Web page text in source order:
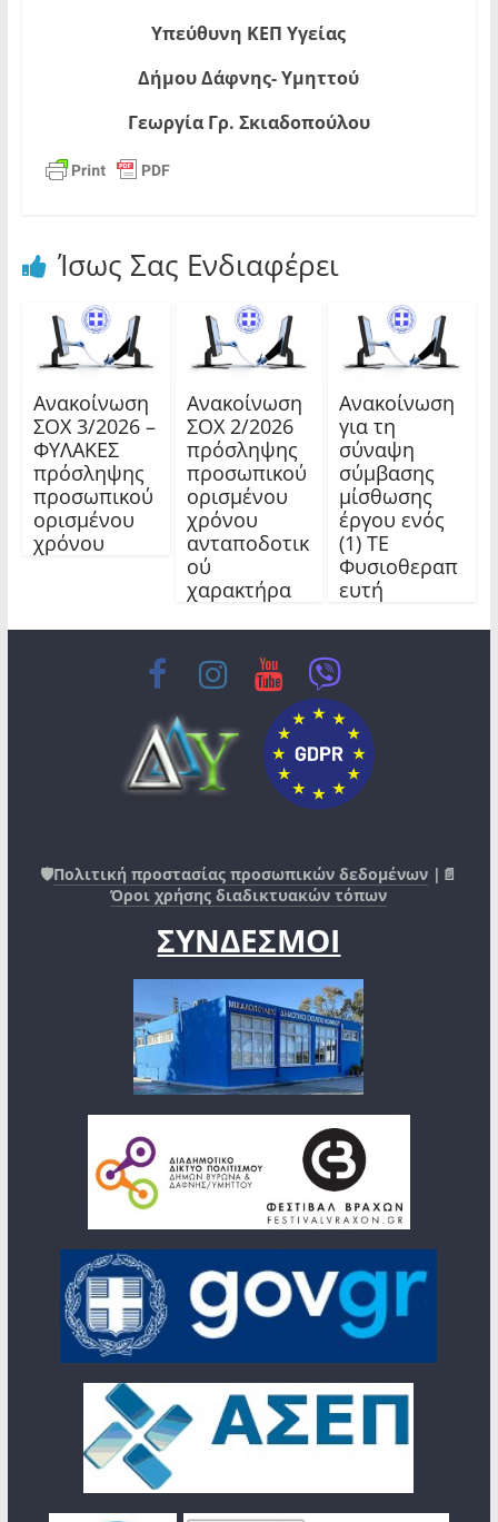
Υπεύθυνη ΚΕΠ Υγείας
Δήμου Δάφνης- Υμηττού
Γεωργία Γρ. Σκιαδοπούλου
Ίσως Σας Ενδιαφέρει
Ανακοίνωση
ΣΟΧ 3/2026 –
ΦΥΛΑΚΕΣ
πρόσληψης
προσωπικού
ορισμένου
χρόνου
Ανακοίνωση
ΣΟΧ 2/2026
πρόσληψης
προσωπικού
ορισμένου
χρόνου
ανταποδοτικ
ού
χαρακτήρα
Ανακοίνωση
για τη
σύναψη
σύμβασης
μίσθωσης
έργου ενός
(1) ΤΕ
Φυσιοθεραπ
ευτή
🛡️Πολιτική προστασίας προσωπικών δεδομένων |📄
Όροι χρήσης διαδικτυακών τόπων
ΣΥΝΔΕΣΜΟΙ